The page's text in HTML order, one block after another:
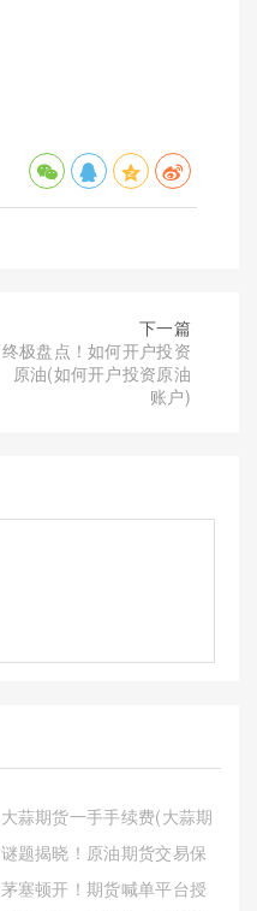
下一篇
终极盘点！如何开户投资
原油(如何开户投资原油
账户)
大蒜期货一手手续费(大蒜期
货一手多少吨)
谜题揭晓！原油期货交易保
证金（根据市场波动情况进
行调整）
茅塞顿开！期货喊单平台授